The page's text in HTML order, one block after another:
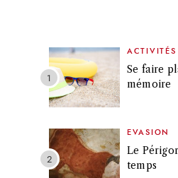
ACTIVITÉS
Se faire
mémoire
EVASION
Le
temps